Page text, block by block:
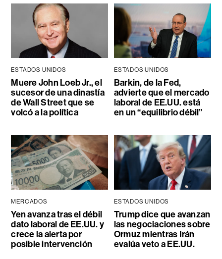
ESTADOS UNIDOS
Muere John Loeb Jr., el
sucesor de una dinastía
de Wall Street que se
volcó a la política
ESTADOS UNIDOS
Barkin, de la Fed,
advierte que el mercado
laboral de EE.UU. está
en un “equilibrio débil”
MERCADOS
Yen avanza tras el débil
dato laboral de EE.UU. y
crece la alerta por
posible intervención
ESTADOS UNIDOS
Trump dice que avanzan
las negociaciones sobre
Ormuz mientras Irán
evalúa veto a EE.UU.